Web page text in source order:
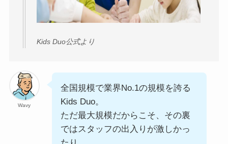
Kids Duo公式より
Wavy
全国規模で業界No.1の規模を誇る
Kids Duo。
ただ最大規模だからこそ、その裏
ではスタッフの出入りが激しかっ